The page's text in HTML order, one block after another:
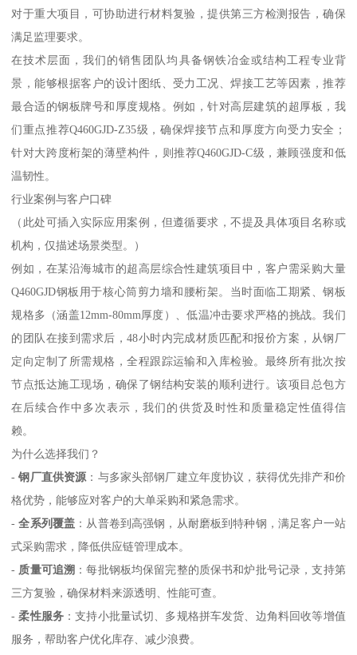
对于重大项目，可协助进行材料复验，提供第三方检测报告，确保
满足监理要求。
在技术层面，我们的销售团队均具备钢铁冶金或结构工程专业背
景，能够根据客户的设计图纸、受力工况、焊接工艺等因素，推荐
最合适的钢板牌号和厚度规格。例如，针对高层建筑的超厚板，我
们重点推荐Q460GJD-Z35级，确保焊接节点和厚度方向受力安全；
针对大跨度桁架的薄壁构件，则推荐Q460GJD-C级，兼顾强度和低
温韧性。
行业案例与客户口碑
（此处可插入实际应用案例，但遵循要求，不提及具体项目名称或
机构，仅描述场景类型。）
例如，在某沿海城市的超高层综合性建筑项目中，客户需采购大量
Q460GJD钢板用于核心筒剪力墙和腰桁架。当时面临工期紧、钢板
规格多（涵盖12mm-80mm厚度）、低温冲击要求严格的挑战。我们
的团队在接到需求后，48小时内完成材质匹配和报价方案，从钢厂
定向定制了所需规格，全程跟踪运输和入库检验。最终所有批次按
节点抵达施工现场，确保了钢结构安装的顺利进行。该项目总包方
在后续合作中多次表示，我们的供货及时性和质量稳定性值得信
赖。
为什么选择我们？
-钢厂直供资源 ：与多家头部钢厂建立年度协议，获得优先排产和价
格优势，能够应对客户的大单采购和紧急需求。
-全系列覆盖 ：从普卷到高强钢，从耐磨板到特种钢，满足客户一站
式采购需求，降低供应链管理成本。
- 质量可追溯 ：每批钢板均保留完整的质保书和炉批号记录，支持第
三方复验，确保材料来源透明、性能可查。
-柔性服务 ：支持小批量试切、多规格拼车发货、边角料回收等增值
服务，帮助客户优化库存、减少浪费。